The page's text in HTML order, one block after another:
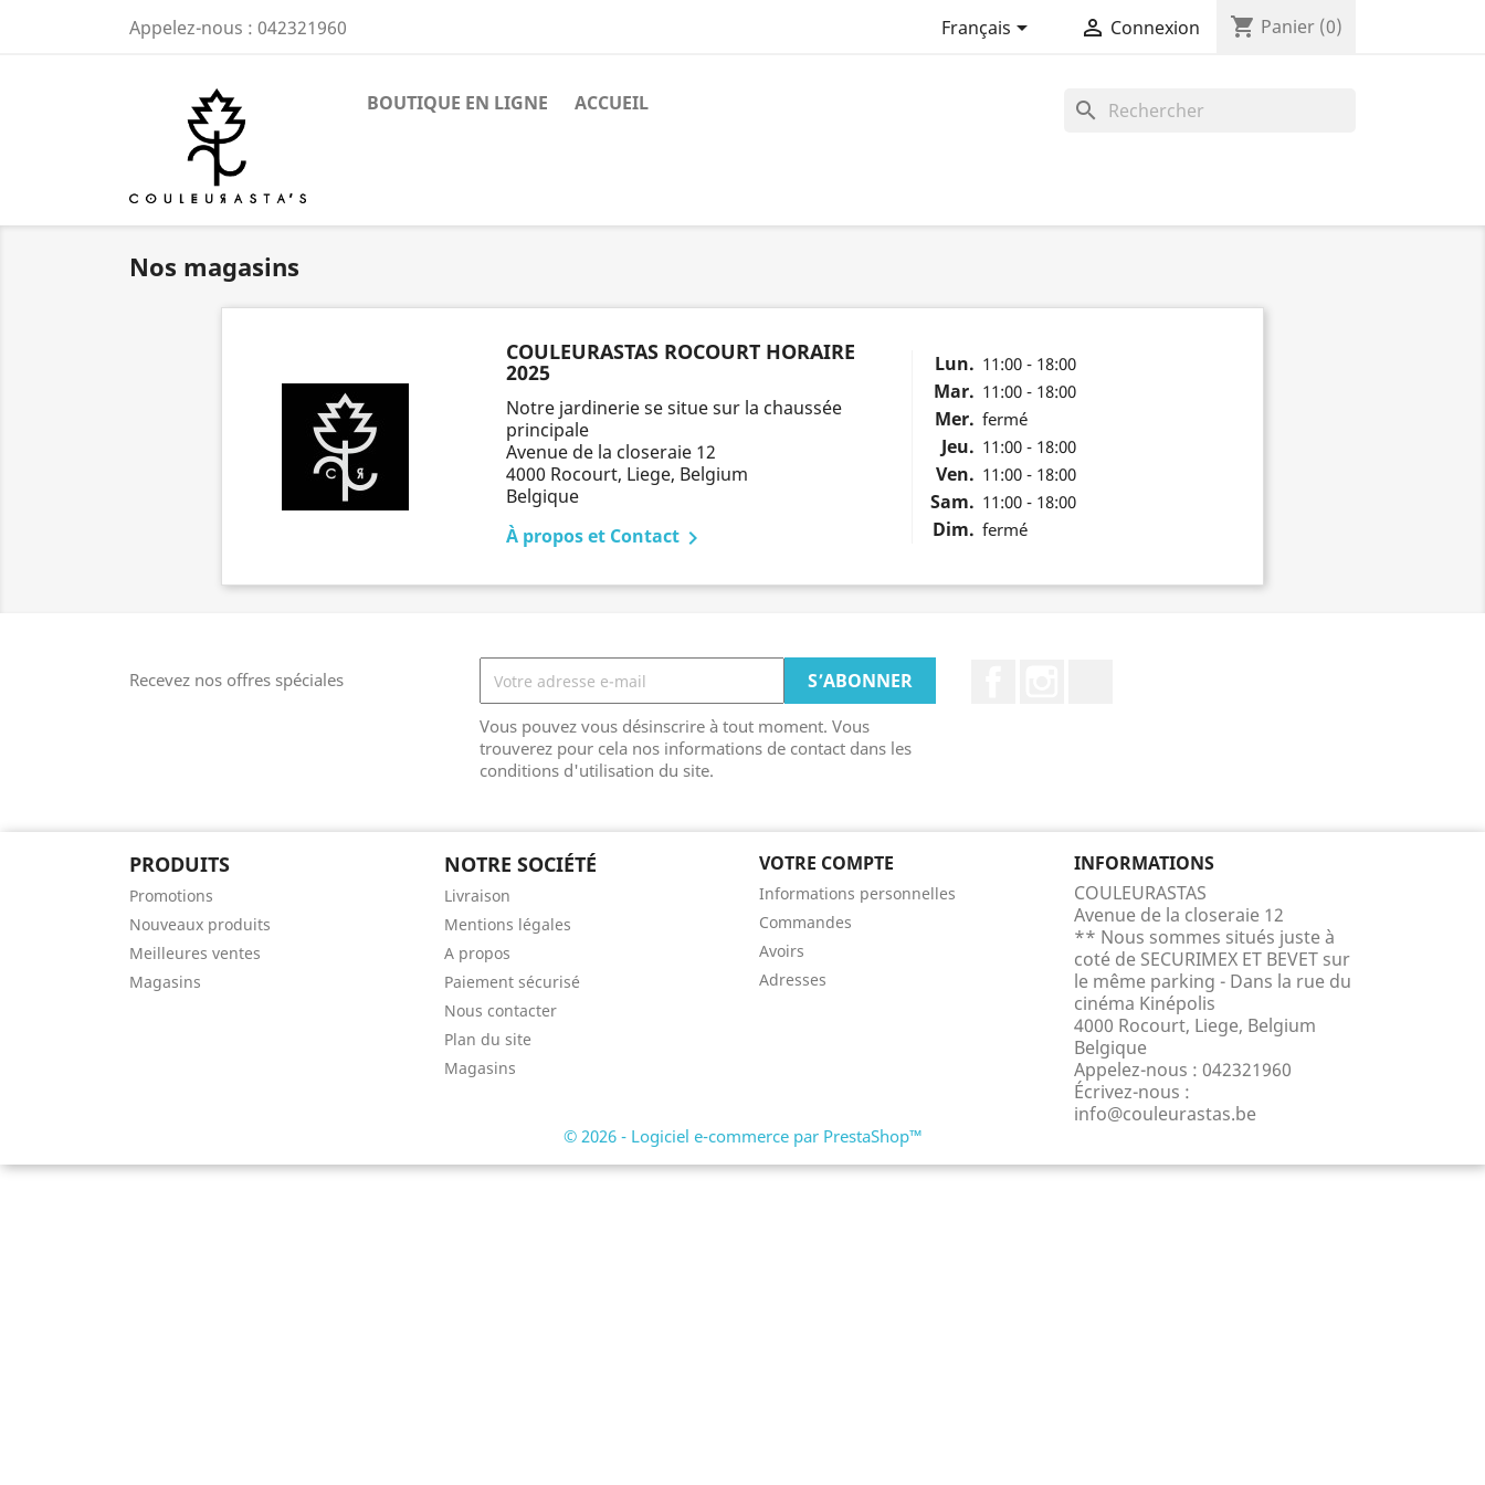
Appelez-nous : 042321960 Français  Connexion shopping_cart Panier (0)
BOUTIQUE EN LIGNE ACCUEIL search
Nos magasins
COULEURASTAS ROCOURT HORAIRE
2025
Notre jardinerie se situe sur la chaussée
principale
Avenue de la closeraie 12
4000 Rocourt, Liege, Belgium
Belgique
À propos et Contact
Lun. 11:00 - 18:00
Mar. 11:00 - 18:00
Mer. fermé
Jeu. 11:00 - 18:00
Ven. 11:00 - 18:00
Sam. 11:00 - 18:00
Dim. fermé
Recevez nos offres spéciales
Vous pouvez vous désinscrire à tout moment. Vous
trouverez pour cela nos informations de contact dans les
conditions d'utilisation du site.
PRODUITS
Promotions
Nouveaux produits
Meilleures ventes
Magasins
NOTRE SOCIÉTÉ
Livraison
Mentions légales
A propos
Paiement sécurisé
Nous contacter
Plan du site
Magasins
VOTRE COMPTE
Informations personnelles
Commandes
Avoirs
Adresses
INFORMATIONS
COULEURASTAS
Avenue de la closeraie 12
** Nous sommes situés juste à
coté de SECURIMEX ET BEVET sur
le même parking - Dans la rue du
cinéma Kinépolis
4000 Rocourt, Liege, Belgium
Belgique
Appelez-nous : 042321960
Écrivez-nous :
info@couleurastas.be
© 2026 - Logiciel e-commerce par PrestaShop™